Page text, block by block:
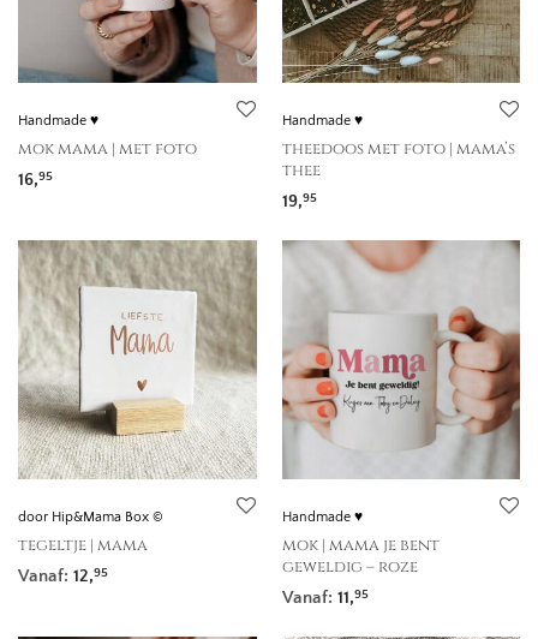
Handmade ♥
mok mama | met foto
16,95
Handmade ♥
theedoos met foto | mama’s
thee
19,95
door Hip&Mama Box ©
tegeltje | mama
Vanaf: 12,95
Handmade ♥
mok | mama je bent
geweldig – roze
Vanaf: 11,95